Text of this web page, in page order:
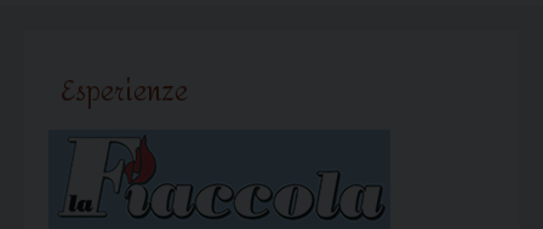
Esperienze